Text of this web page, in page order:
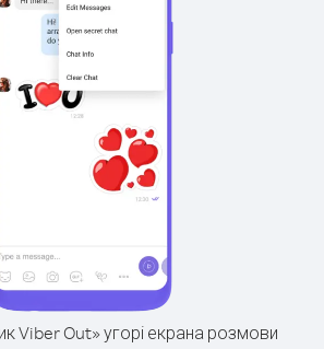
Viber Out» угорі екрана розмови